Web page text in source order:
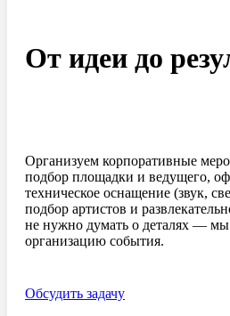
От идеи до
Организуем корпоративные
подбор площадки и ведущего,
техническое оснащение (звук,
подбор артистов и
не нужно думать о деталях —
организацию события.
Обсудить задачу